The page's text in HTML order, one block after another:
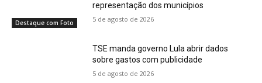
Destaque com Foto
representação dos municípios
5 de agosto de 2026
TSE manda governo Lula abrir dados
sobre gastos com publicidade
5 de agosto de 2026